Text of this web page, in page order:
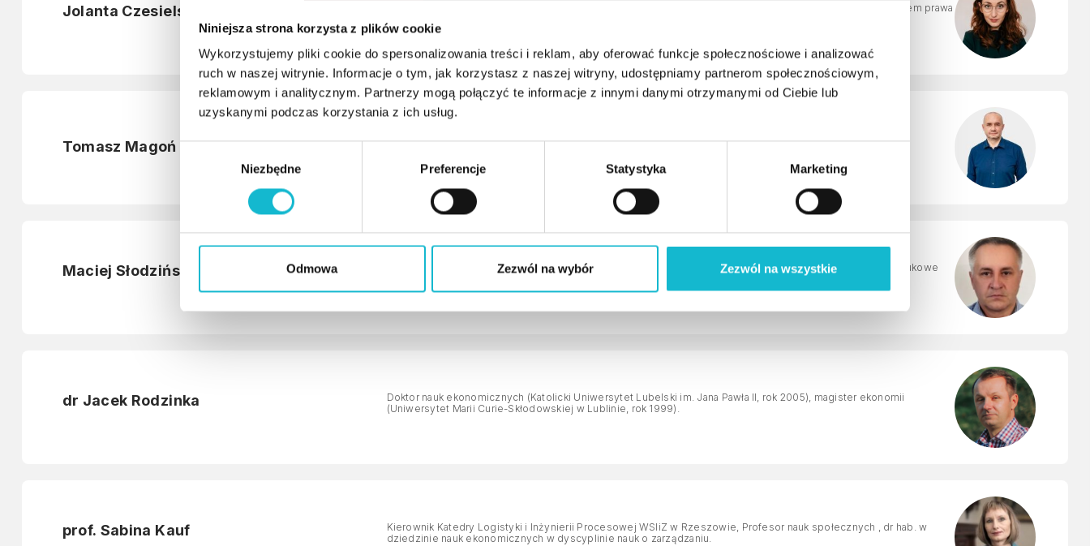
Niniejsza strona korzysta z plików cookie
Wykorzystujemy pliki cookie do spersonalizowania treści i reklam, aby oferować funkcje społecznościowe i analizować
ruch w naszej witrynie. Informacje o tym, jak korzystasz z naszej witryny, udostępniamy partnerom społecznościowym,
reklamowym i analitycznym. Partnerzy mogą połączyć te informacje z innymi danymi otrzymanymi od Ciebie lub
uzyskanymi podczas korzystania z ich usług.
g
d
Niezbędne Preferencje Statystyka Marketing
Odmowa Zezwól na wybór Zezwól na wszystkie
Jolanta Czesielska-Biel
Właścicielka Kancelarii Adwokackiej LEX-LEGAL świadczącej usługi prawne, ze szczególnym uwzględnieniem prawa
Tomasz Magoń Praktyk z obszaru TSL. Na co dzień zajmuje się sprzedażą usług transportu na terenie Unii Europejskiej.
Maciej Słodziński
Ma za sobą doświadczenie pracy w strukturach Krajowej Administracji Skarbowej. Jego zainteresowania naukowe
koncentrują się wokół unijnego, krajowego oraz międzynarodowego prawa celnego.
dr Jacek Rodzinka
Doktor nauk ekonomicznych (Katolicki Uniwersytet Lubelski im. Jana Pawła II, rok 2005), magister ekonomii
(Uniwersytet Marii Curie-Skłodowskiej w Lublinie, rok 1999).
prof. Sabina Kauf
Kierownik Katedry Logistyki i Inżynierii Procesowej WSIiZ w Rzeszowie, Profesor nauk społecznych , dr hab. w
dziedzinie nauk ekonomicznych w dyscyplinie nauk o zarządzaniu.